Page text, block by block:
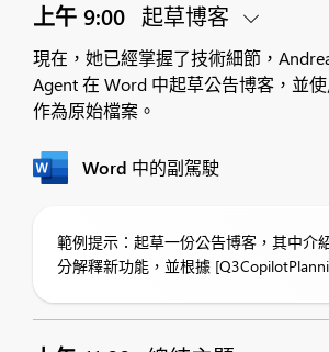
上午 9:00 起草博客
現在，她已經掌握了技術細節，
Agent 在 Word 中起草公告博客，並
作為原始檔案。
Word 中的副駕駛
範例提示：起草一份公告博客，其中介
分解釋新功能，並根據